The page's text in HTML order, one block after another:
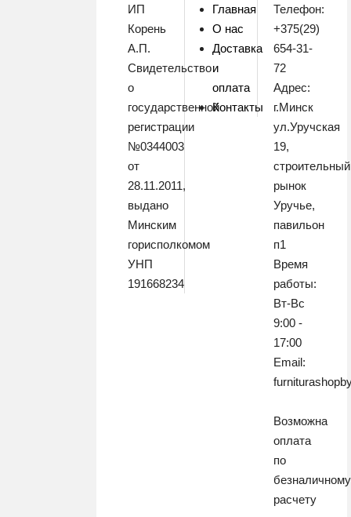
ИП
Корень
А.П.
Свидетельство
о
государственной
регистрации
№0344003
от
28.11.2011,
выдано
Минским
горисполкомом
УНП
191668234
Главная
О нас
Доставка
и
оплата
Контакты
Телефон:
+375(29)
654-31-
72
Адрес:
г.Минск
ул.Уручская
19,
строительный
рынок
Уручье,
павильон
п1
Время
работы:
Вт-Вс
9:00 -
17:00
Email:
Возможна
оплата
по
безналичному
расчету